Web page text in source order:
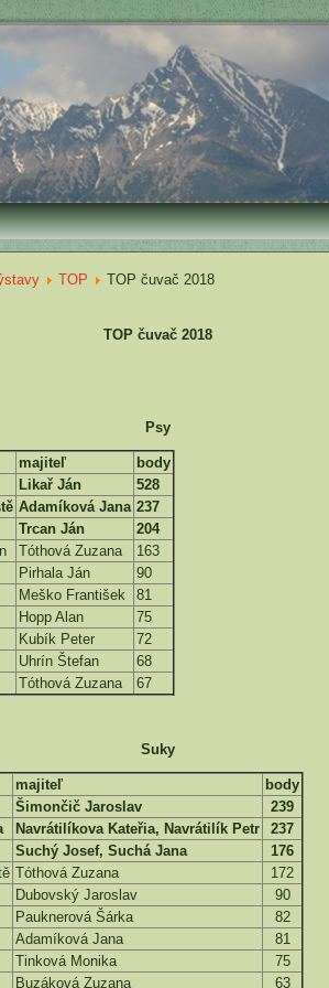
TOP TOP čuvač 2018
TOP čuvač 2018
Psy
majiteľ
body
Likař Ján
528
Adamíková Jana 237
Trcan Ján
204
Tóthová Zuzana
163
Pirhala Ján
90
Meško František
81
Hopp Alan
75
Kubík Peter
72
Uhrín Štefan
68
Tóthová Zuzana 67
Suky
majiteľ
body
Šimončič Jaroslav
239
Navrátilíkova Kateřia, Navrátilík Petr
237
Suchý Josef, Suchá Jana
176
Tóthová Zuzana
172
Dubovský Jaroslav
90
Pauknerová Šárka
82
Adamíková Jana
81
Tinková Monika
75
Buzáková Zuzana 63